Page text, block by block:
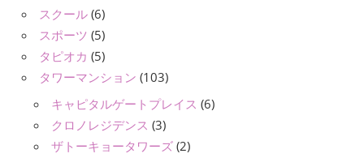
スクール (6)
スポーツ (5)
タピオカ (5)
タワーマンション (103)
キャピタルゲートプレイス (6)
クロノレジデンス (3)
ザトーキョータワーズ (2)